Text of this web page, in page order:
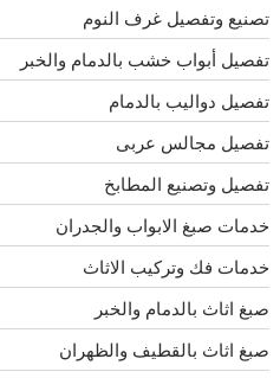
تصنيع وتفصيل غرف النوم
تفصيل أبواب خشب بالدمام والخبر
تفصيل دواليب بالدمام
تفصيل مجالس عربى
تفصيل وتصنيع المطابخ
خدمات صبغ الابواب والجدران
خدمات فك وتركيب الاثاث
صبغ اثاث بالدمام والخبر
صبغ اثاث بالقطيف والظهران